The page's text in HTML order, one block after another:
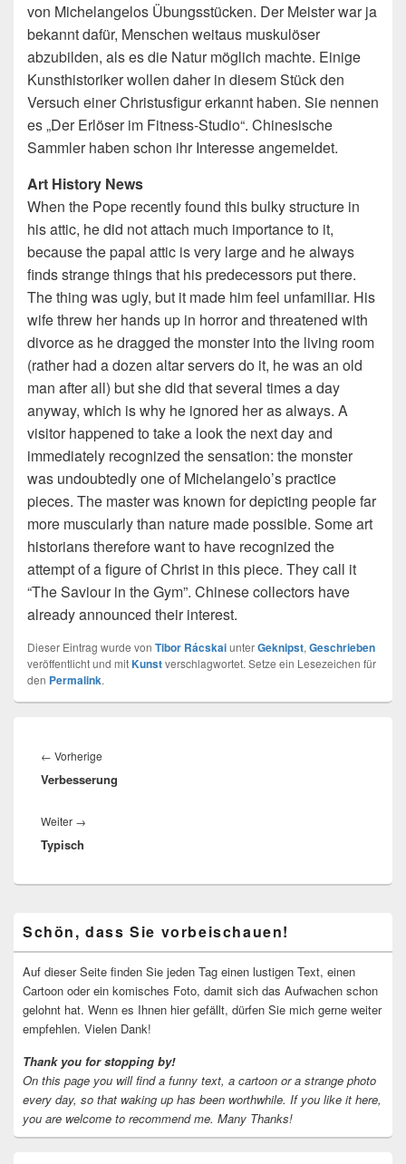
von Michelangelos Übungsstücken. Der Meister war ja
bekannt dafür, Menschen weitaus muskulöser
abzubilden, als es die Natur möglich machte. Einige
Kunsthistoriker wollen daher in diesem Stück den
Versuch einer Christusfigur erkannt haben. Sie nennen
es „Der Erlöser im Fitness-Studio“. Chinesische
Sammler haben schon ihr Interesse angemeldet.
Art History News
When the Pope recently found this bulky structure in
his attic, he did not attach much importance to it,
because the papal attic is very large and he always
finds strange things that his predecessors put there.
The thing was ugly, but it made him feel unfamiliar. His
wife threw her hands up in horror and threatened with
divorce as he dragged the monster into the living room
(rather had a dozen altar servers do it, he was an old
man after all) but she did that several times a day
anyway, which is why he ignored her as always. A
visitor happened to take a look the next day and
immediately recognized the sensation: the monster
was undoubtedly one of Michelangelo’s practice
pieces. The master was known for depicting people far
more muscularly than nature made possible. Some art
historians therefore want to have recognized the
attempt of a figure of Christ in this piece. They call it
“The Saviour in the Gym”. Chinese collectors have
already announced their interest.
Dieser Eintrag wurde von Tibor RácskaiunterGeknipst, Geschrieben
veröffentlicht und mitKunstverschlagwortet. Setze ein Lesezeichen für
den Permalink.
← Vorherige
Beitrag:
Verbesserung
Weiter →
Typisch
Seitenleisten-
Widgetbereich
Schön, dass Sie vorbeischauen!
Auf dieser Seite finden Sie jeden Tag einen lustigen Text, einen
Cartoon oder ein komisches Foto, damit sich das Aufwachen schon
gelohnt hat. Wenn es Ihnen hier gefällt, dürfen Sie mich gerne weiter
empfehlen. Vielen Dank!
Thank you for stopping by!
On this page you will find a funny text, a cartoon or a strange photo
every day, so that waking up has been worthwhile. If you like it here,
you are welcome to recommend me. Many Thanks!